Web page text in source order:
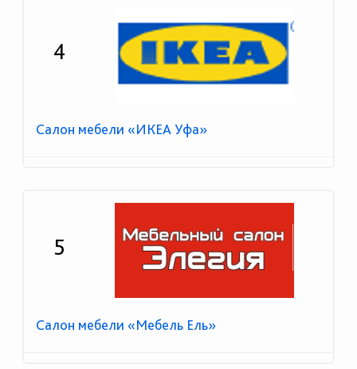
4
Салон мебели «ИКЕА Уфа»
5
Салон мебели «Мебель Ель»